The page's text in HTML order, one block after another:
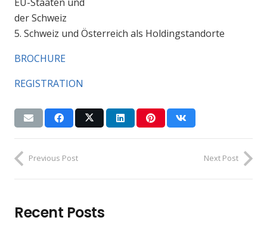
der Schweiz
5. Schweiz und Österreich als Holdingstandorte
BROCHURE
REGISTRATION
Previous Post Next Post
Recent Posts